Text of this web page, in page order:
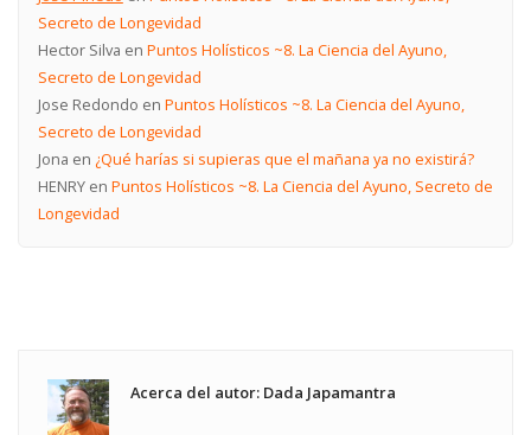
Secreto de Longevidad
Hector Silva en Puntos Holísticos ~8. La Ciencia del Ayuno,
Secreto de Longevidad
Jose Redondo en Puntos Holísticos ~8. La Ciencia del Ayuno,
Secreto de Longevidad
Jona en ¿Qué harías si supieras que el mañana ya no existirá?
HENRYen Puntos Holísticos ~8. La Ciencia del Ayuno, Secreto de
Longevidad
Acerca del autor: Dada Japamantra